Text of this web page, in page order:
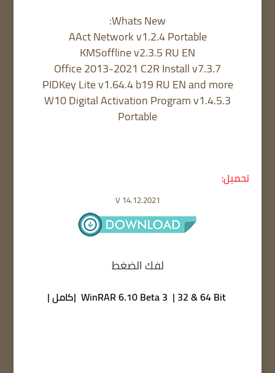
Whats New:
AAct Network v1.2.4 Portable
KMSoffline v2.3.5 RU EN
Office 2013-2021 C2R Install v7.3.7
PIDKey Lite v1.64.4 b19 RU EN and more
W10 Digital Activation Program v1.4.5.3
Portable
تحميل:
V 14.12.2021
لفك الضغط
WinRAR 6.10 Beta 3 | 32 & 64 Bit |كامل |